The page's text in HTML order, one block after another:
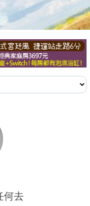
何去